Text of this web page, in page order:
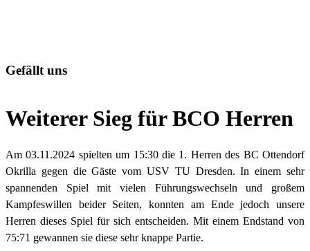
Gefällt uns
Weiterer Sieg für BCO Herren
Am 03.11.2024 spielten um 15:30 die 1. Herren des BC Ottendorf
Okrilla gegen die Gäste vom USV TU Dresden. In einem sehr
spannenden Spiel mit vielen Führungswechseln und großem
Kampfeswillen beider Seiten, konnten am Ende jedoch unsere
Herren dieses Spiel für sich entscheiden. Mit einem Endstand von
75:71 gewannen sie diese sehr knappe Partie.